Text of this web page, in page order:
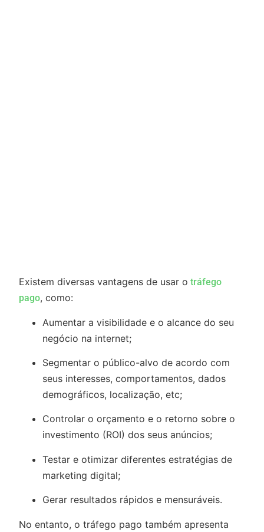
Existem diversas vantagens de usar o tráfego
pago, como:
Aumentar a visibilidade e o alcance do seu
negócio na internet;
Segmentar o público-alvo de acordo com
seus interesses, comportamentos, dados
demográficos, localização, etc;
Controlar o orçamento e o retorno sobre o
investimento (ROI) dos seus anúncios;
Testar e otimizar diferentes estratégias de
marketing digital;
Gerar resultados rápidos e mensuráveis.
No entanto, o tráfego pago também apresenta